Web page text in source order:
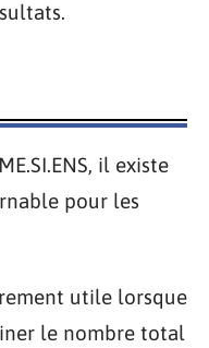
il existe
pour les
utile lorsque
le nombre total